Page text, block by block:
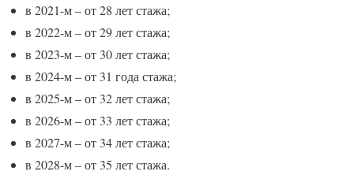
в 2021-м – от 28 лет стажа;
в 2022-м – от 29 лет стажа;
в 2023-м – от 30 лет стажа;
в 2024-м – от 31 года стажа;
в 2025-м – от 32 лет стажа;
в 2026-м – от 33 лет стажа;
в 2027-м – от 34 лет стажа;
в 2028-м – от 35 лет стажа.